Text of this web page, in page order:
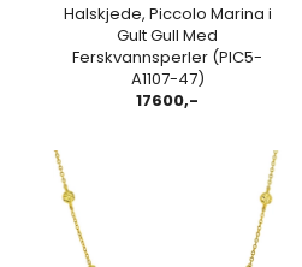
Halskjede, Piccolo Marina i
Gult Gull Med
Ferskvannsperler (PIC5-
A1107-47)
17600,-